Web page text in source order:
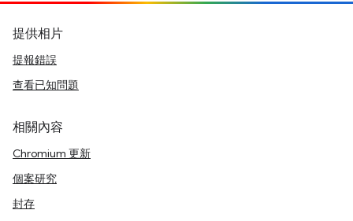
提供相片
提報錯誤
查看已知問題
相關內容
Chromium 更新
個案研究
封存